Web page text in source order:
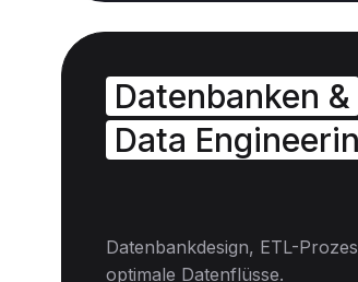
Datenbanken &
Data
Datenbankdesign, ETL-
optimale Datenflüsse.